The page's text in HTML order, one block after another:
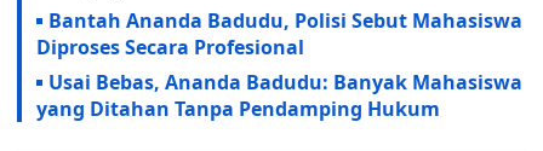
Bantah Ananda Badudu, Polisi Sebut Mahasiswa
Diproses Secara Profesional
Usai Bebas, Ananda Badudu: Banyak Mahasiswa
yang Ditahan Tanpa Pendamping Hukum